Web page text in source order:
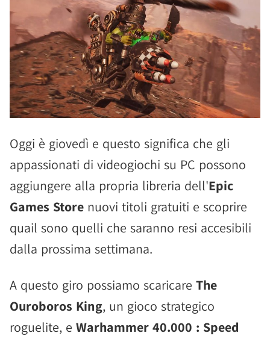
Oggi è giovedì e questo significa che gli
appassionati di videogiochi su PC possono
aggiungere alla propria libreria dell'Epic
Games Store nuovi titoli gratuiti e scoprire
quail sono quelli che saranno resi accesibili
dalla prossima settimana.
A questo giro possiamo scaricare The
Ouroboros King, un gioco strategico
roguelite, e Warhammer 40.000 : Speed